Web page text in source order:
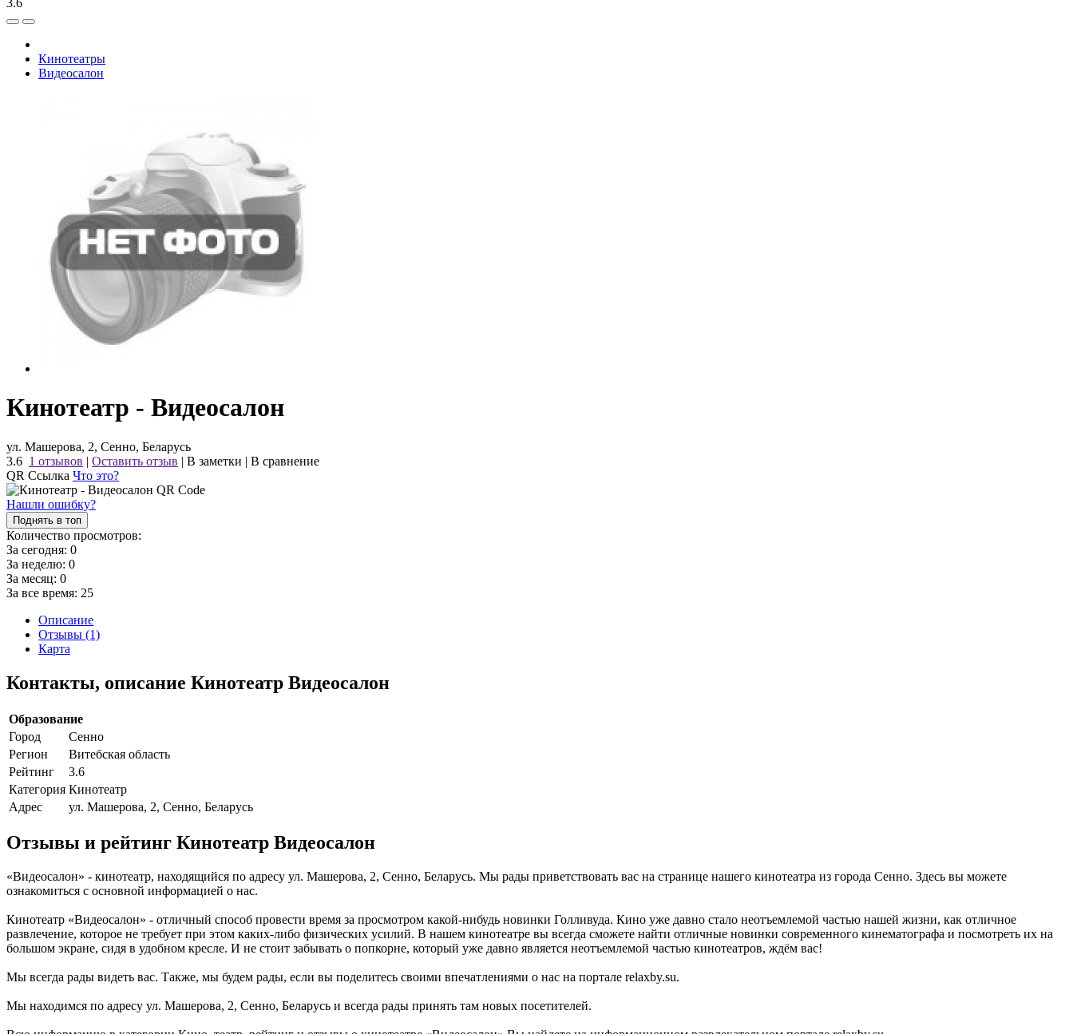
Кинотеатры
Видеосалон
Кинотеатр - Видеосалон
ул. Машерова, 2, Сенно, Беларусь
3.6 1 отзывов | Оставить отзыв | В заметки | В сравнение
QR Ссылка Что это?
Нашли ошибку?
Поднять в топ
Количество просмотров:
За сегодня: 0
За неделю: 0
За месяц: 0
За все время: 25
Описание
Отзывы (1)
Карта
Контакты, описание Кинотеатр Видеосалон
Образование
Город
Сенно
Регион
Витебская область
Рейтинг
3.6
Категория Кинотеатр
Адрес
ул. Машерова, 2, Сенно, Беларусь
Отзывы и рейтинг Кинотеатр Видеосалон
«Видеосалон» - кинотеатр, находящийся по адресу ул. Машерова, 2, Сенно, Беларусь. Мы рады приветствовать вас на странице нашего кинотеатра из города Сенно. Здесь вы можете
ознакомиться с основной информацией о нас.
Кинотеатр «Видеосалон» - отличный способ провести время за просмотром какой-нибудь новинки Голливуда. Кино уже давно стало неотъемлемой частью нашей жизни, как отличное
развлечение, которое не требует при этом каких-либо физических усилий. В нашем кинотеатре вы всегда сможете найти отличные новинки современного кинематографа и посмотреть их на
большом экране, сидя в удобном кресле. И не стоит забывать о попкорне, который уже давно является неотъемлемой частью кинотеатров, ждём вас!
Мы всегда рады видеть вас. Также, мы будем рады, если вы поделитесь своими впечатлениями о нас на портале relaxby.su.
Мы находимся по адресу ул. Машерова, 2, Сенно, Беларусь и всегда рады принять там новых посетителей.